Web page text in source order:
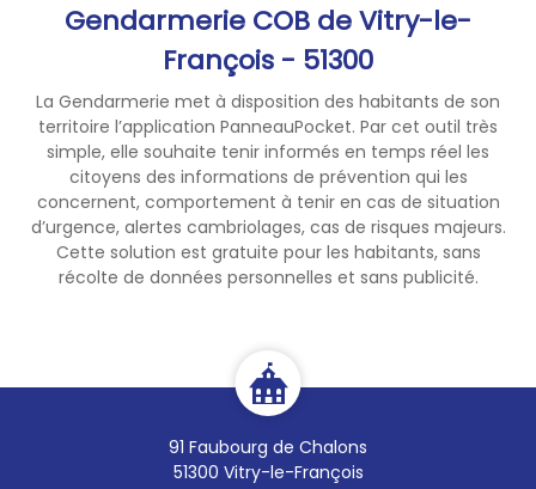
Gendarmerie COB de Vitry-le-
François - 51300
La Gendarmerie met à disposition des habitants de son
territoire l’application PanneauPocket. Par cet outil très
simple, elle souhaite tenir informés en temps réel les
citoyens des informations de prévention qui les
concernent, comportement à tenir en cas de situation
d’urgence, alertes cambriolages, cas de risques majeurs.
Cette solution est gratuite pour les habitants, sans
récolte de données personnelles et sans publicité.
91 Faubourg de Chalons
51300 Vitry-le-François
intentions.
Avisez La gendarmerie en
composant le 17.